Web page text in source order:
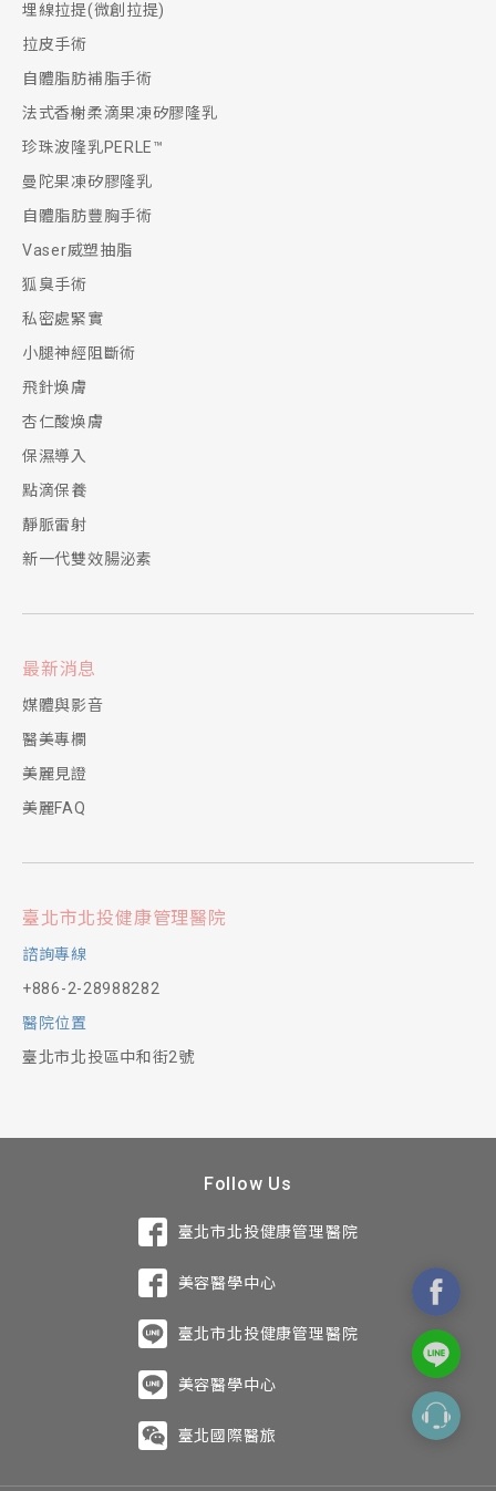
埋線拉提(微創拉提)
拉皮手術
自體脂肪補脂手術
法式香榭柔滴果凍矽膠隆乳
珍珠波隆乳PERLE™
曼陀果凍矽膠隆乳
自體脂肪豐胸手術
Vaser威塑抽脂
狐臭手術
私密處緊實
小腿神經阻斷術
飛針煥膚
杏仁酸煥膚
保濕導入
點滴保養
靜脈雷射
新一代雙效腸泌素
最新消息
媒體與影音
醫美專欄
美麗見證
美麗FAQ
臺北市北投健康管理醫院
諮詢專線
+886-2-28988282
醫院位置
臺北市北投區中和街2號
Follow Us
臺北市北投健康管理醫院
美容醫學中心
臺北市北投健康管理醫院
美容醫學中心
臺北國際醫旅